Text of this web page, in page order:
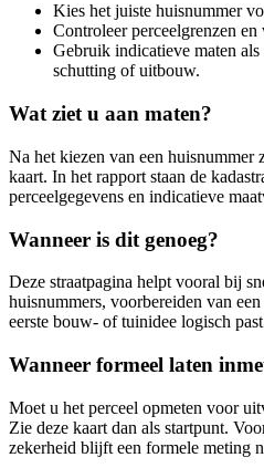
Kies het juiste huisnummer
Controleer perceelgrenzen
Gebruik indicatieve maten
schutting of uitbouw.
Wat ziet u aan maten?
Na het kiezen van een huisnummer
kaart. In het rapport staan de
perceelgegevens en indicatieve
Wanneer is dit genoeg?
Deze straatpagina helpt vooral bij
huisnummers, voorbereiden van
eerste bouw- of tuinidee logisch
Wanneer formeel laten
Moet u het perceel opmeten voor
Zie deze kaart dan als startpunt.
zekerheid blijft een formele meting